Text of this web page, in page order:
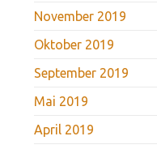
November 2019
Oktober 2019
September 2019
Mai 2019
April 2019